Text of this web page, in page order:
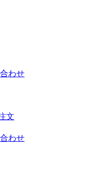
わせ
文
わせ